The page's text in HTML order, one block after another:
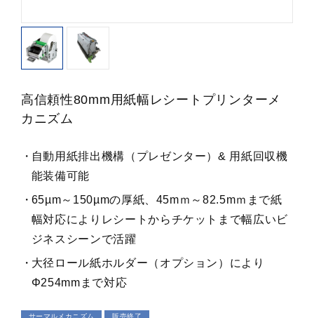
高信頼性80mm用紙幅レシートプリンターメ
カニズム
自動用紙排出機構（プレゼンター）& 用紙回収機
能装備可能
65µm～150µmの厚紙、45mｍ～82.5mｍまで紙
幅対応によりレシートからチケットまで幅広いビ
ジネスシーンで活躍
大径ロール紙ホルダー（オプション）により
Φ254mmまで対応
サーマルメカニズム 販売終了